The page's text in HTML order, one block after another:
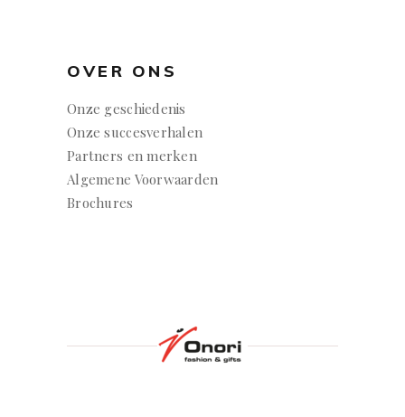
OVER ONS
Onze geschiedenis
Onze succesverhalen
Partners en merken
Algemene Voorwaarden
Brochures